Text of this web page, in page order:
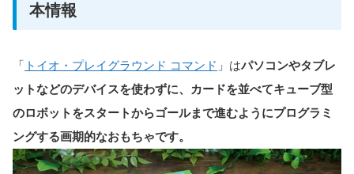
本情報
「 トイオ・プレイグラウンド コマンド 」はパソコンやタブレ
ットなどのデバイスを使わずに、カードを並べてキューブ型
のロボットをスタートからゴールまで進むようにプログラミ
ングする画期的なおもちゃです。